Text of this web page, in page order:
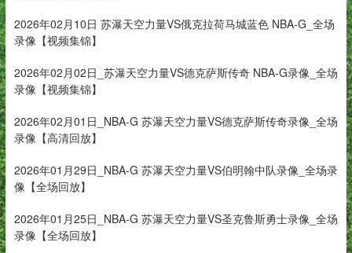
2026年02月10日 苏瀑天空力量VS俄克拉荷马城蓝色 NBA-G_全场
录像【视频集锦】
2026年02月02日_苏瀑天空力量VS德克萨斯传奇 NBA-G录像_全场
录像【视频集锦】
2026年02月01日_NBA-G 苏瀑天空力量VS德克萨斯传奇录像_全场
录像【高清回放】
2026年01月29日_NBA-G 苏瀑天空力量VS伯明翰中队录像_全场录
像【全场回放】
2026年01月25日_NBA-G 苏瀑天空力量VS圣克鲁斯勇士录像_全场
录像【全场回放】